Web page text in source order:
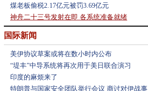
煤老板偷税2.17亿元被罚3.69亿元
神舟二十三号发射在即 各系统准备就绪
国际新闻
美伊协议草案或将在数小时内公布
“堤丰”中导系统将再次用于美日联合演习
印度的麻烦来了
特朗普与国家安全团队举行会议 商讨对伊战事